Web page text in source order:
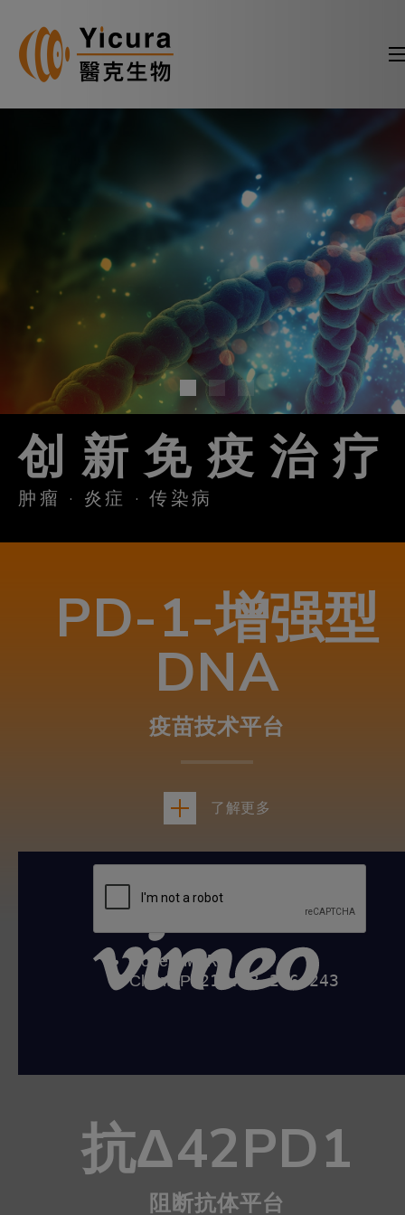
创 新 免 疫 治 疗
肿瘤 · 炎症 · 传染病
PD-1-增强型
DNA
疫苗技术平台
了解更多
抗Δ42PD1
阻断抗体平台